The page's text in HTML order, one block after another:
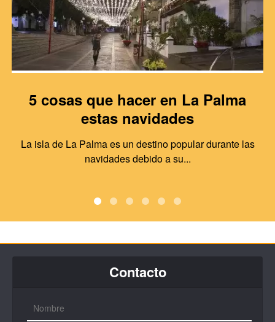
5 cosas que hacer en La Palma
estas navidades
La isla de La Palma es un destino popular durante las
navidades debido a su...
Contacto